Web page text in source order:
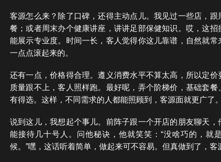
客源怎么来？除了口碑，还得主动点儿。我见过一些店，
餐；或者周末办个健康讲座，讲讲足部保健知识。哎，这
能展示专业度。时间一长，客人觉得你这儿靠谱，自然就
一点点滚起来的。
还有一点，价格得合理。遵义消费水平不算太高，所以定
质量跟不上，客人照样跑。最好呢，弄个阶梯价，基础套
有得选。这样，不同需求的人都能照顾到，客源面就更广了
说到这儿，我想起个事儿。前阵子跟一个开店的朋友聊天
能接待几十号人。问他秘诀，他就笑笑：“没啥巧的，就
候。”嘿，这话听着简单，做起来可不容易。但真做到了，客